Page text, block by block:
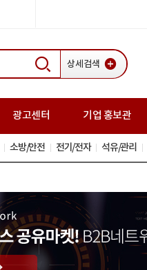
상세검색
광고센터 기업 홍보관
소방/안전 전기/전자 석유/관리